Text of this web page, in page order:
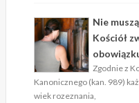
Nie
Kościół
Zgodnie z
Kanonicznego (kan. 989)
wiek rozeznania,